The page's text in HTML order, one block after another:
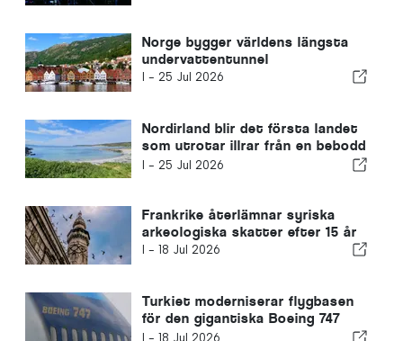
Norge bygger världens längsta
undervattentunnel
I - 25 Jul 2026
Nordirland blir det första landet
som utrotar illrar från en bebodd
öI - 25 Jul 2026
Frankrike återlämnar syriska
arkeologiska skatter efter 15 år
I - 18 Jul 2026
Turkiet moderniserar flygbasen
för den gigantiska Boeing 747
som Qatar donerat till USA
I - 18 Jul 2026